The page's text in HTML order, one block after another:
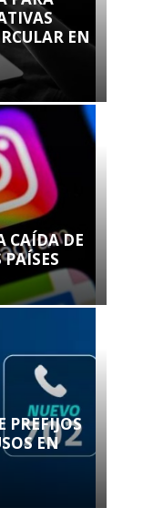
EN
CAÍDA DE
PREFIJOS
EN